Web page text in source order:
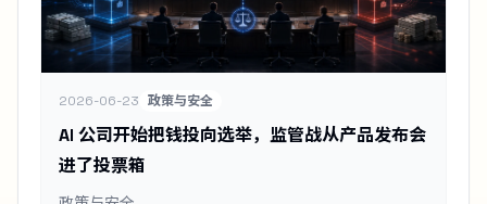
2026-06-23 政策与安全
AI 公司开始把钱投向选举，监管战从产品发布会
进了投票箱